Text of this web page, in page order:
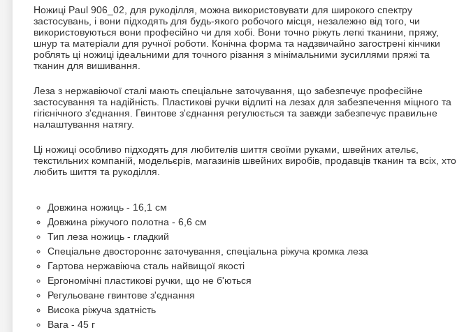
Ножиці Paul 906_02, для рукоділля, можна використовувати для широкого спектру
застосувань, і вони підходять для будь-якого робочого місця, незалежно від того, чи
використовуються вони професійно чи для хобі. Вони точно ріжуть легкі тканини, пряжу,
шнур та матеріали для ручної роботи. Конічна форма та надзвичайно загострені кінчики
роблять ці ножиці ідеальними для точного різання з мінімальними зусиллями пряжі та
тканин для вишивання.
Леза з нержавіючої сталі мають спеціальне заточування, що забезпечує професійне
застосування та надійність. Пластикові ручки відлиті на лезах для забезпечення міцного та
гігієнічного з'єднання. Гвинтове з'єднання регулюється та завжди забезпечує правильне
налаштування натягу.
Ці ножиці особливо підходять для любителів шиття своїми руками, швейних ательє,
текстильних компаній, модельєрів, магазинів швейних виробів, продавців тканин та всіх, хто
любить шиття та рукоділля.
Довжина ножиць - 16,1 см
Довжина ріжучого полотна - 6,6 см
Тип леза ножиць - гладкий
Спеціальне двостороннє заточування, спеціальна ріжуча кромка леза
Гартова нержавіюча сталь найвищої якості
Ергономічні пластикові ручки, що не б'ються
Регульоване гвинтове з'єднання
Висока ріжуча здатність
Вага - 45 г